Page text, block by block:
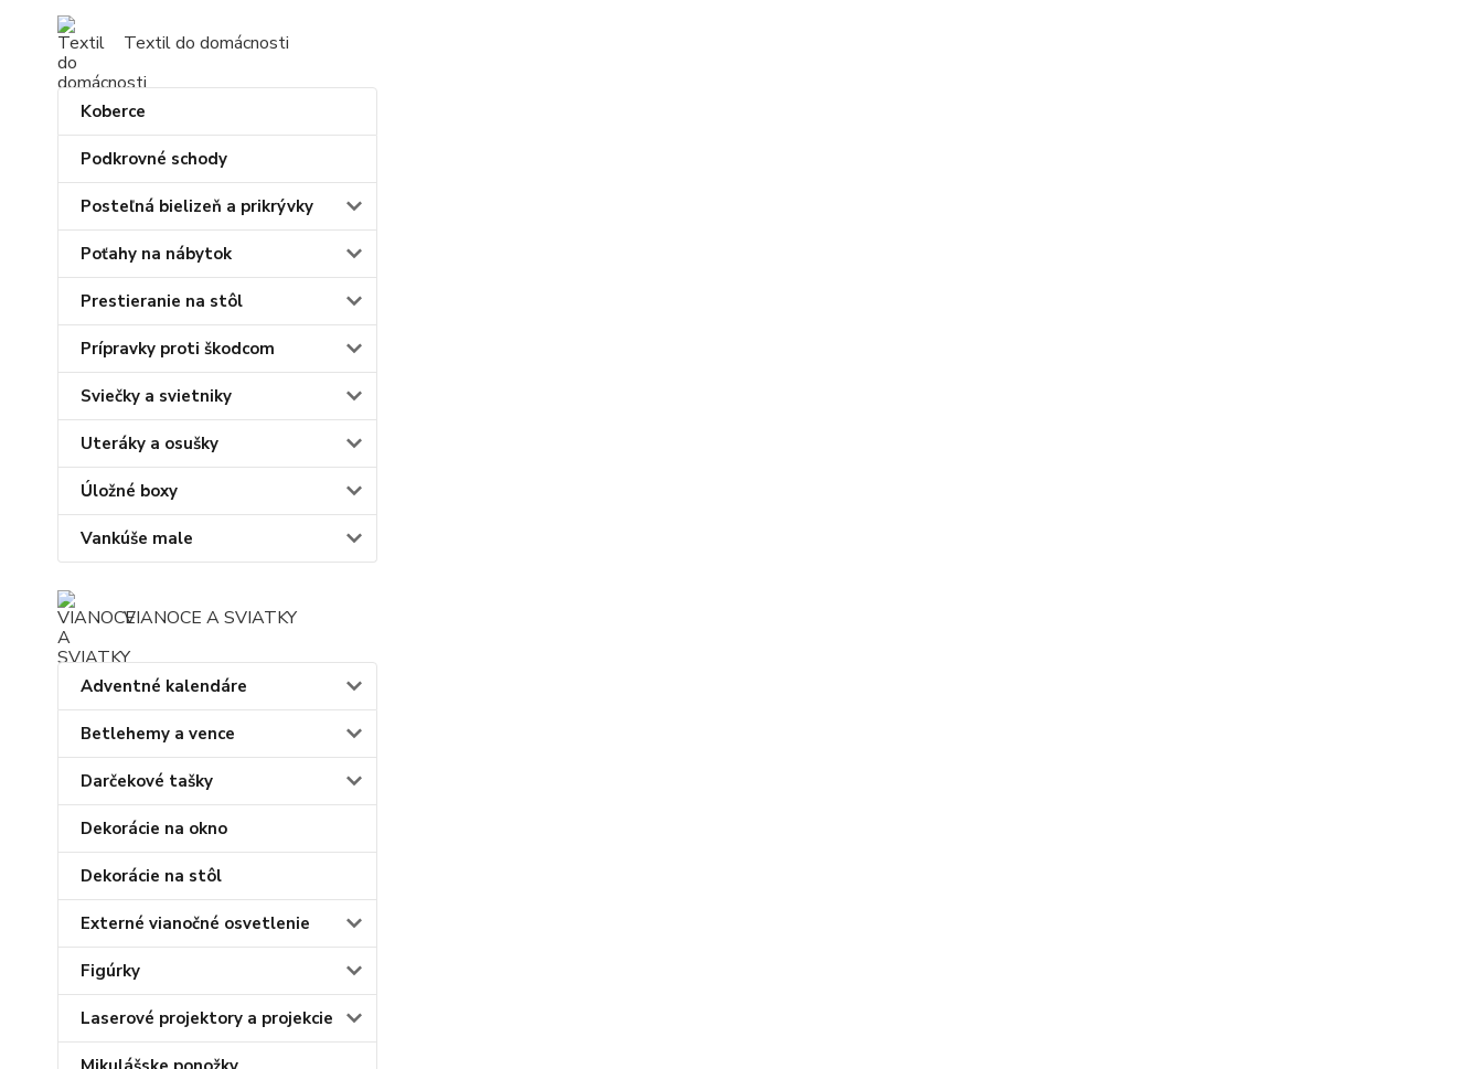
Textil do domácnosti
Koberce
Podkrovné schody
Posteľná bielizeň a prikrývky
Poťahy na nábytok
Prestieranie na stôl
Prípravky proti škodcom
Sviečky a svietniky
Uteráky a osušky
Úložné boxy
Vankúše male
VIANOCE A SVIATKY
Adventné kalendáre
Betlehemy a vence
Darčekové tašky
Dekorácie na okno
Dekorácie na stôl
Externé vianočné osvetlenie
Figúrky
Laserové projektory a projekcie